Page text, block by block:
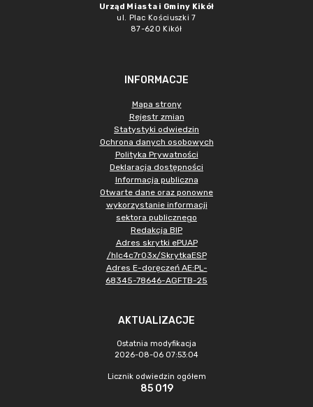
Urząd Miasta i Gminy Kikół
ul. Plac Kościuszki 7
87-620 Kikół
INFORMACJE
Mapa strony
Rejestr zmian
Statystyki odwiedzin
Ochrona danych osobowych
Polityka Prywatności
Deklaracja dostępności
Informacja publiczna
Otwarte dane oraz ponowne
wykorzystanie informacji
sektora publicznego
Redakcja BIP
Adres skrytki ePUAP
/hlc4c7r03x/SkrytkaESP
Adres E-doręczeń AE:PL-
68345-78646-AGFTB-25
AKTUALIZACJE
Ostatnia modyfikacja
2026-08-06 07:53:04
Licznik odwiedzin ogółem
85 019